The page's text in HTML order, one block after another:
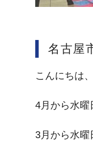
名古屋
こんにちは
4月から水曜
3月から水曜